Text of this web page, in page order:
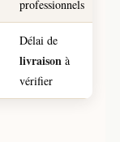
professionnels
Délai de
livraison à
vérifier